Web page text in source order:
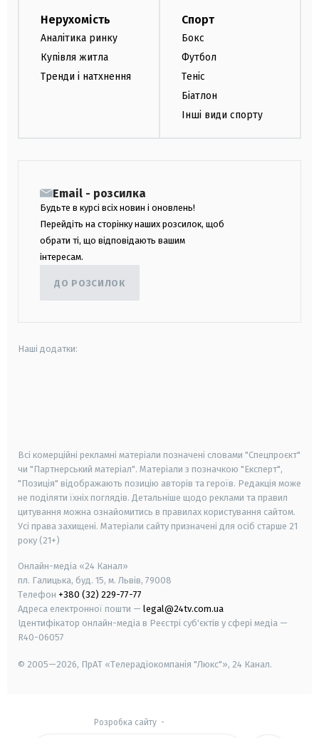
Нерухомість
Аналітика ринку
Купівля житла
Тренди і натхнення
Спорт
Бокс
Футбол
Теніс
Біатлон
Інші види спорту
Email - розсилка
Будьте в курсі всіх новин і оновлень!
Перейдіть на сторінку наших розсилок, щоб
обрати ті, що відповідають вашим
інтересам.
ДО РОЗСИЛОК
Наші додатки:
Всі комерційні рекламні матеріали позначені словами "Спецпроєкт"
чи "Партнерський матеріал". Матеріали з позначкою "Експерт",
"Позиція" відображають позицію авторів та героїв. Редакція може
не поділяти їхніх поглядів. Детальніше щодо реклами та правил
цитування можна ознайомитись в правилах користування сайтом.
Усі права захищені. Матеріали сайту призначені для осіб старше 21
року (21+)
Онлайн-медіа «24 Канал»
пл. Галицька, буд. 15, м. Львів, 79008
Телефон +380 (32) 229-77-77
Адреса електронної пошти — legal@24tv.com.ua
Ідентифікатор онлайн-медіа в Реєстрі суб'єктів у сфері медіа —
R40-06057
© 2005—2026, ПрАТ «Телерадіокомпанія "Люкс"», 24 Канал.
Розробка сайту-